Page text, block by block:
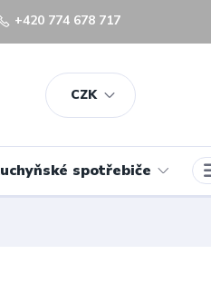
CZK
+420 774 678 717
spotřebiče